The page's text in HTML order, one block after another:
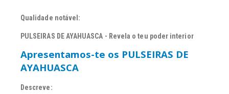
Qualidade notável:
PULSEIRAS DE AYAHUASCA - Revela o teu poder interior
Apresentamos-te os PULSEIRAS DE
AYAHUASCA
Descreve: